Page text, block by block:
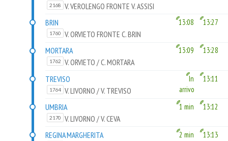
2168 V. VEROLENGO FRONTE V. ASSISI
BRIN
1760 V. ORVIETO FRONTE C. BRIN
13:08 13:27
MORTARA
1762 V. ORVIETO / C. MORTARA
13:09 13:28
TREVISO
1764 V. LIVORNO / V. TREVISO
In
arrivo
13:11
UMBRIA
2170 V. LIVORNO / V. CEVA
1 min 13:12
REGINA MARGHERITA 2 min 13:13